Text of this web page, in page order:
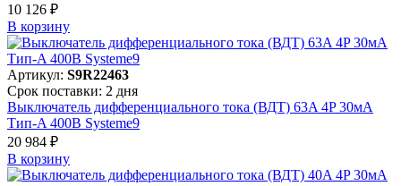
10 126 ₽
В корзинy
Артикул: S9R22463
Срок поставки: 2 дня
Выключатель дифференциального тока (ВДТ) 63A 4P 30мА
Тип-A 400В Systeme9
20 984 ₽
В корзинy